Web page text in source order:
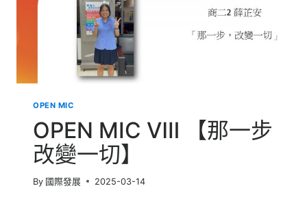
OPEN MIC
OPEN MIC Ⅷ 【那一步
改變一切】
By 國際發展 2025-03-14